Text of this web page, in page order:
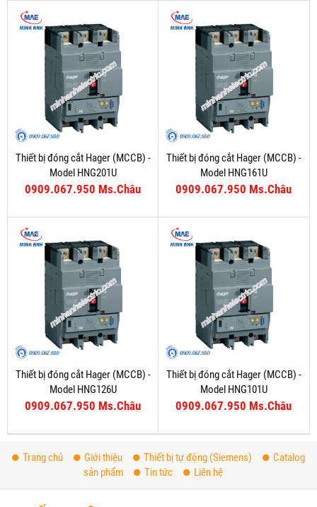
Thiết bị đóng cắt Hager (MCCB) -
Model HNG201U
0909.067.950 Ms.Châu
Thiết bị đóng cắt Hager (MCCB) -
Model HNG161U
0909.067.950 Ms.Châu
Thiết bị đóng cắt Hager (MCCB) -
Model HNG126U
0909.067.950 Ms.Châu
Thiết bị đóng cắt Hager (MCCB) -
Model HNG101U
0909.067.950 Ms.Châu
Trang chủ Giới thiệu Thiết bị tự động (Siemens)
Catalog
sản phẩm
Tin tức Liên hệ